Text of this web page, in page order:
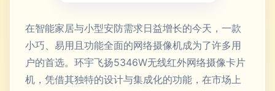
在智能家居与小型安防需求日益增长的今天，一款
小巧、易用且功能全面的网络摄像机成为了许多用
户的首选。环宇飞扬5346W无线红外网络摄像卡片
机，凭借其独特的设计与集成化的功能，在市场上